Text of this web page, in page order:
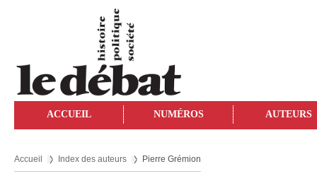
ACCUEIL NUMÉROS AUTEURS
Accueil Index des auteurs Pierre Grémion